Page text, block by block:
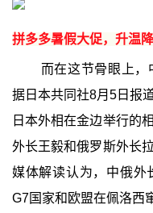
拼多多暑假大促，升温
而在这节骨眼上，
据日本共同社8月5日报
日本外相在金边举行的
外长王毅和俄罗斯外长
媒体解读认为，中俄外
G7国家和欧盟在佩洛西